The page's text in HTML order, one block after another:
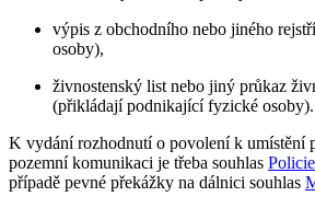
výpis z obchodního nebo jiného
osoby),
živnostenský list nebo jiný průkaz
(přikládají podnikající fyzické osoby).
K vydání rozhodnutí o povolení k umístění
pozemní komunikaci je třeba souhlas
případě pevné překážky na dálnici souhlas